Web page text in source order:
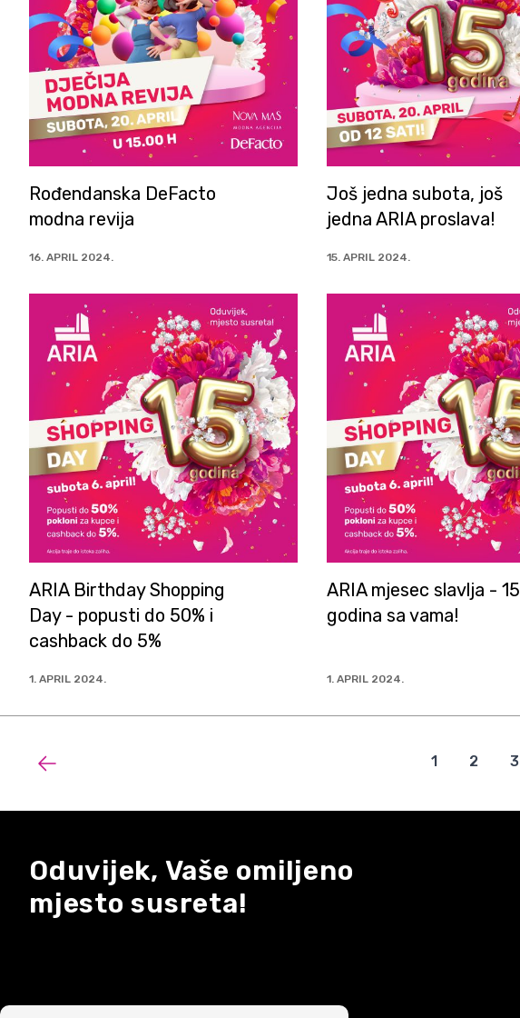
Rođendanska DeFacto
modna revija
16. APRIL 2024.
Još jedna subota, još
jedna ARIA proslava!
15. APRIL 2024.
ARIA Birthday Shopping
Day - popusti do 50% i
cashback do 5%
1. APRIL 2024.
ARIA mjesec slavlja - 15
godina sa vama!
1. APRIL 2024.
1 2 3
Oduvijek, Vaše omiljeno
mjesto susreta!